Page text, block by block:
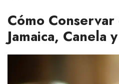
Cómo
Jamaica, Canela